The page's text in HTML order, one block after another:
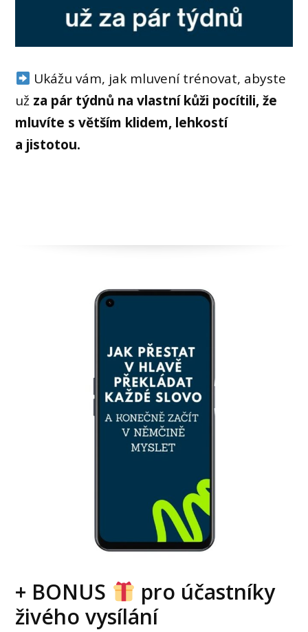
Ukážu vám, jak mluvení trénovat, abyste
už za pár týdnů na vlastní kůži pocítili, že
mluvíte s větším klidem, lehkostí
a jistotou.
+ BONUS
pro účastníky
živého vysílání